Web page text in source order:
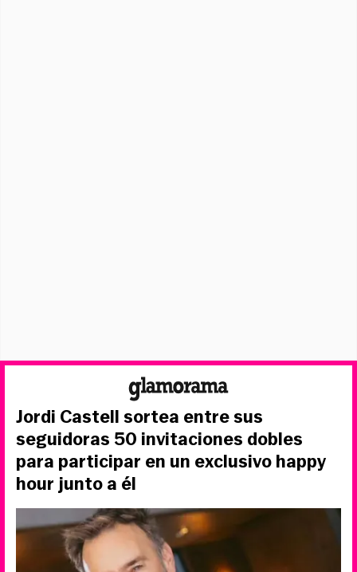
Jordi Castell sortea entre sus
seguidoras 50 invitaciones dobles
para participar en un exclusivo happy
hour junto a él